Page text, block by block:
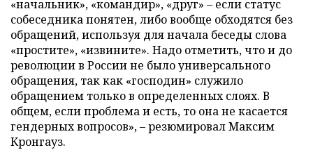
«начальник», «командир», «друг» – если статус
собеседника понятен, либо вообще обходятся без
обращений, используя для начала беседы слова
«простите», «извините». Надо отметить, что и до
революции в России не было универсального
обращения, так как «господин» служило
обращением только в определенных слоях. В
общем, если проблема и есть, то она не касается
гендерных вопросов», – резюмировал Максим
Кронгауз.